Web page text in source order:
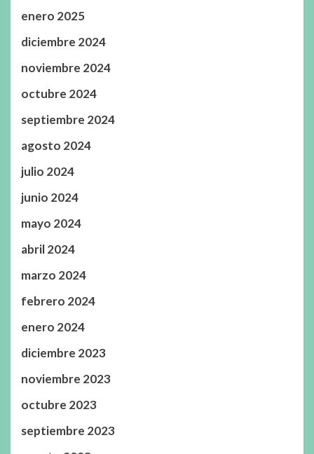
enero 2025
diciembre 2024
noviembre 2024
octubre 2024
septiembre 2024
agosto 2024
julio 2024
junio 2024
mayo 2024
abril 2024
marzo 2024
febrero 2024
enero 2024
diciembre 2023
noviembre 2023
octubre 2023
septiembre 2023